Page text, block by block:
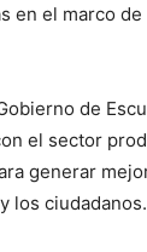
en el marco de
de
el sector
generar
los ciudadanos.